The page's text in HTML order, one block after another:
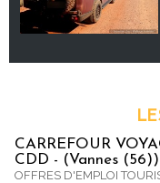
CARREFOUR
CDD - (Vannes (56))
OFFRES D'EMPLOI